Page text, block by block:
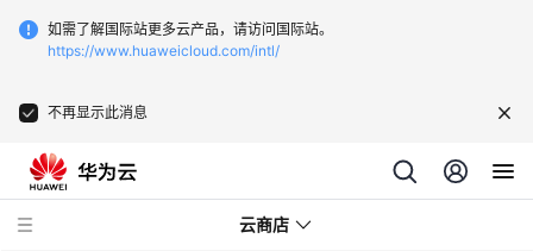
如需了解国际站更多云产品，请访问国际站。
https://www.huaweicloud.com/intl/
不再显示此消息
云商店